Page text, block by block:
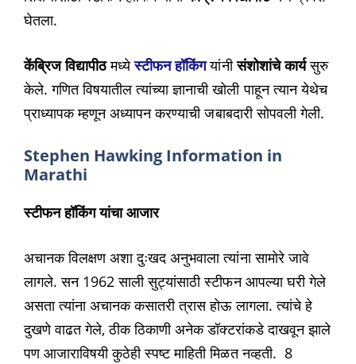
घेतला.
केंब्रिज विद्यापीठमध्ये स्टीफन हॉकिंग यांनीसंशोशांचे कार्यसुरु
केले. गणित विषयातील त्यांच्या ज्ञानाची खोली पाहून त्यान येथेच
प्राध्यापक म्हणून अध्यापन करण्याची जबाबदारी सोपवली गेली.
Stephen Hawking Information in
Marathi
स्टीफन हॉकिंग यांचा आजार
अचानक विलक्षण अशा दुःखद अनुभवाला त्यांना सामोरे जावे
लागले. सन 1962 साली सुट्यांसाठी स्टीफन आपल्या घरी गेले
असता त्यांना अचानक कसातरी त्रास होऊ लागला. त्यांचे हे
दुखणे वाढत गेले, ठीक ठिकाणी अनेक डॉक्टरांकडे दाखवून झाले
पण आजाराविषयी कुठेही स्पष्ट माहिती मिळत नव्हती. 8